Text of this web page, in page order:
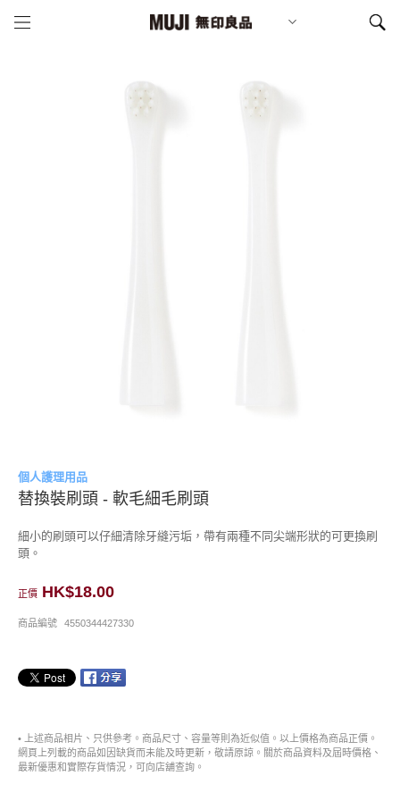
個人護理用品
替換裝刷頭 - 軟毛細毛刷頭
細小的刷頭可以仔細清除牙縫污垢，帶有兩種不同尖端形狀的可更換刷
頭。
正價 HK$18.00
商品編號 4550344427330
• 上述商品相片、只供參考。商品尺寸、容量等則為近似值。以上價格為商品正價。
網頁上列載的商品如因缺貨而未能及時更新，敬請原諒。關於商品資料及屆時價格、
最新優惠和實際存貨情況，可向店舖查詢。